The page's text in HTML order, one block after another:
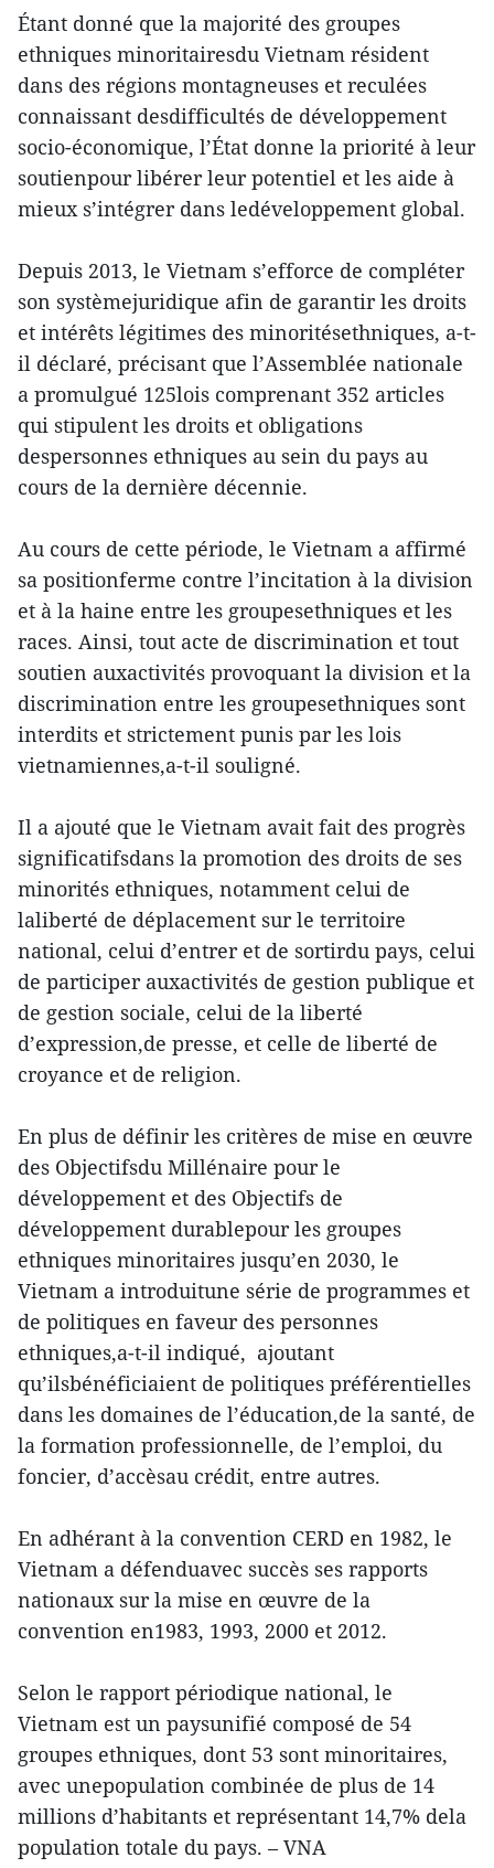
Étant donné que la majorité des groupes
ethniques minoritairesdu Vietnam résident
dans des régions montagneuses et reculées
connaissant desdifficultés de développement
socio-économique, l’État donne la priorité à leur
soutienpour libérer leur potentiel et les aide à
mieux s’intégrer dans ledéveloppement global.
Depuis 2013, le Vietnam s’efforce de compléter
son systèmejuridique afin de garantir les droits
et intérêts légitimes des minoritésethniques, a-t-
il déclaré, précisant que l’Assemblée nationale
a promulgué 125lois comprenant 352 articles
qui stipulent les droits et obligations
despersonnes ethniques au sein du pays au
cours de la dernière décennie.
Au cours de cette période, le Vietnam a affirmé
sa positionferme contre l’incitation à la division
et à la haine entre les groupesethniques et les
races. Ainsi, tout acte de discrimination et tout
soutien auxactivités provoquant la division et la
discrimination entre les groupesethniques sont
interdits et strictement punis par les lois
vietnamiennes,a-t-il souligné.
Il a ajouté que le Vietnam avait fait des progrès
significatifsdans la promotion des droits de ses
minorités ethniques, notamment celui de
laliberté de déplacement sur le territoire
national, celui d’entrer et de sortirdu pays, celui
de participer auxactivités de gestion publique et
de gestion sociale, celui de la liberté
d’expression,de presse, et celle de liberté de
croyance et de religion.
En plus de définir les critères de mise en œuvre
des Objectifsdu Millénaire pour le
développement et des Objectifs de
développement durablepour les groupes
ethniques minoritaires jusqu’en 2030, le
Vietnam a introduitune série de programmes et
de politiques en faveur des personnes
ethniques,a-t-il indiqué, ajoutant
qu’ilsbénéficiaient de politiques préférentielles
dans les domaines de l’éducation,de la santé, de
la formation professionnelle, de l’emploi, du
foncier, d’accèsau crédit, entre autres.
En adhérant à la convention CERD en 1982, le
Vietnam a défenduavec succès ses rapports
nationaux sur la mise en œuvre de la
convention en1983, 1993, 2000 et 2012.
Selon le rapport périodique national, le
Vietnam est un paysunifié composé de 54
groupes ethniques, dont 53 sont minoritaires,
avec unepopulation combinée de plus de 14
millions d’habitants et représentant 14,7% dela
population totale du pays. – VNA